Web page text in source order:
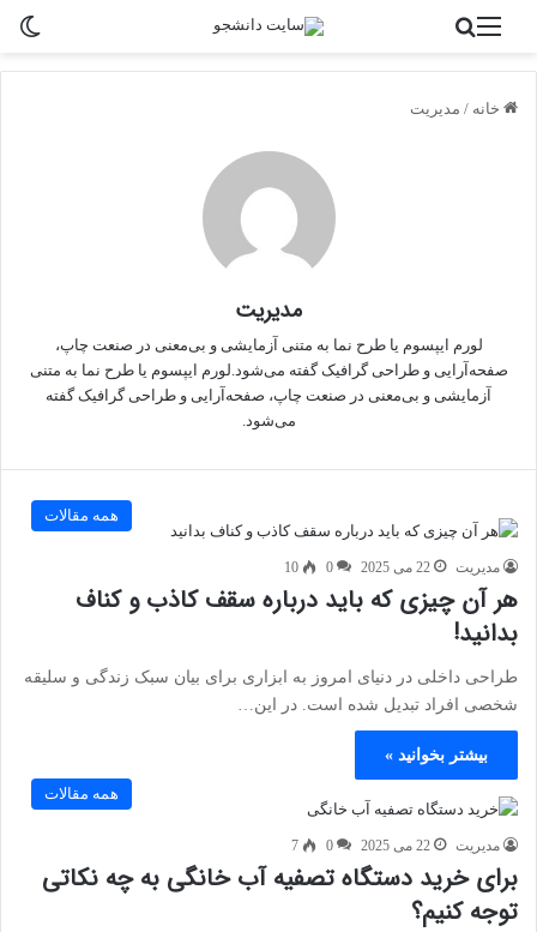
منو
خانه / مدیریت
مدیریت
لورم ایپسوم یا طرح‌ نما به متنی آزمایشی و بی‌معنی در صنعت چاپ،
صفحه‌آرایی و طراحی گرافیک گفته می‌شود.لورم ایپسوم یا طرح‌ نما به متنی
آزمایشی و بی‌معنی در صنعت چاپ، صفحه‌آرایی و طراحی گرافیک گفته
می‌شود.
همه مقالات
مدیریت 22 می 2025 0
10
هر آن چیزی که باید درباره سقف کاذب و کناف
بدانید!
طراحی داخلی در دنیای امروز به ابزاری برای بیان سبک زندگی و سلیقه
شخصی افراد تبدیل شده است. در این…
بیشتر بخوانید »
همه مقالات
مدیریت 22 می 2025 0
7
برای خرید دستگاه تصفیه آب خانگی به چه نکاتی
توجه کنیم؟